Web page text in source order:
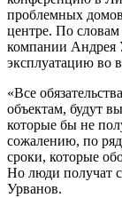
проблемных
центре. По словам
компании Андрея
эксплуатацию во
«Все
объектам, будут
которые бы не
сожалению, по
сроки, которые
Но люди получат
Урванов.